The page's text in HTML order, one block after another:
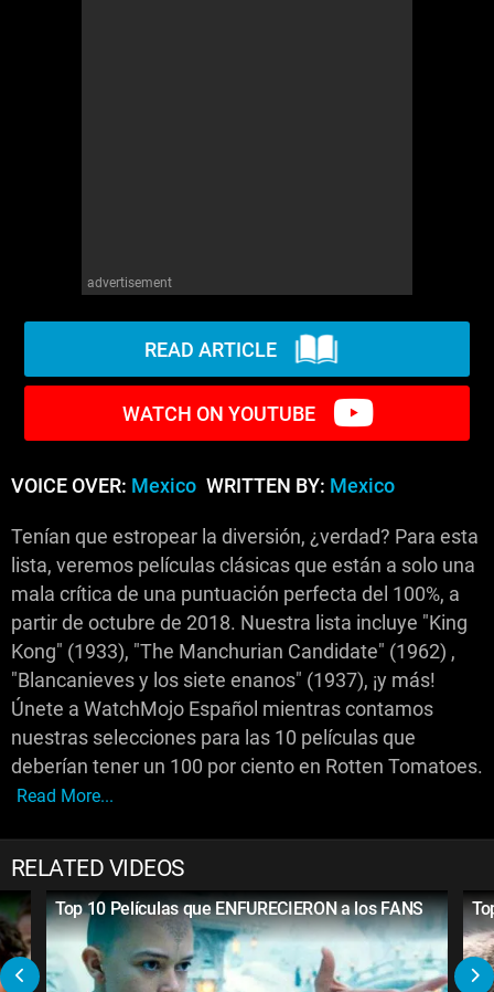
advertisement
READ ARTICLE
WATCH ON YOUTUBE
VOICE OVER: Mexico WRITTEN BY: Mexico
Tenían que estropear la diversión, ¿verdad? Para esta
lista, veremos películas clásicas que están a solo una
mala crítica de una puntuación perfecta del 100%, a
partir de octubre de 2018. Nuestra lista incluye "King
Kong" (1933), "The Manchurian Candidate" (1962) ,
"Blancanieves y los siete enanos" (1937), ¡y más!
Únete a WatchMojo Español mientras contamos
nuestras selecciones para las 10 películas que
deberían tener un 100 por ciento en Rotten Tomatoes.
Read More...
RELATED VIDEOS
Top 10 Películas que ENFURECIERON a los FANS